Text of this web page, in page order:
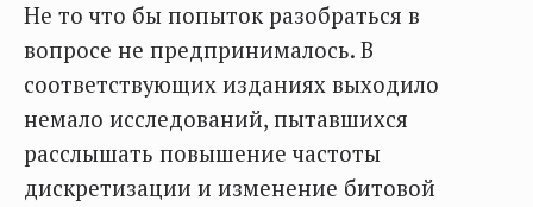
Не то что бы попыток разобраться в
вопросе не предпринималось. В
соответствующих изданиях выходило
немало исследований, пытавшихся
расслышать повышение частоты
дискретизации и изменение битовой